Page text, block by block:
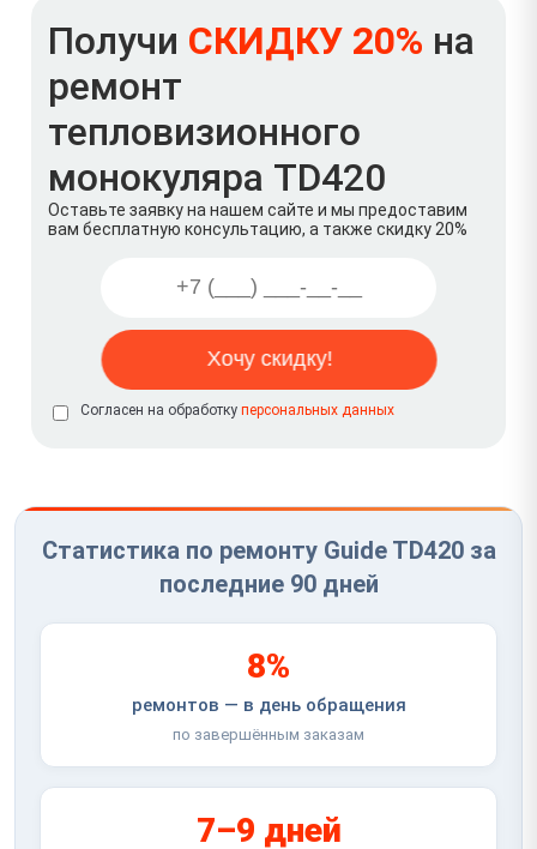
Получи СКИДКУ 20% на
ремонт
тепловизионного
монокуляра TD420
Оставьте заявку на нашем сайте и мы предоставим
вам бесплатную консультацию, а также скидку 20%
Согласен на обработку персональных данных
Статистика по ремонту Guide TD420 за
последние 90 дней
8%
ремонтов — в день обращения
по завершённым заказам
7–9 дней